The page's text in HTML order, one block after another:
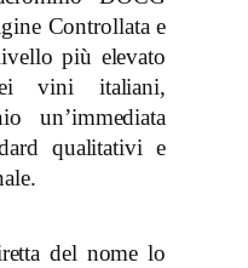
Controllata e
più elevato
vini italiani,
un’immediata
qualitativi e
del nome lo